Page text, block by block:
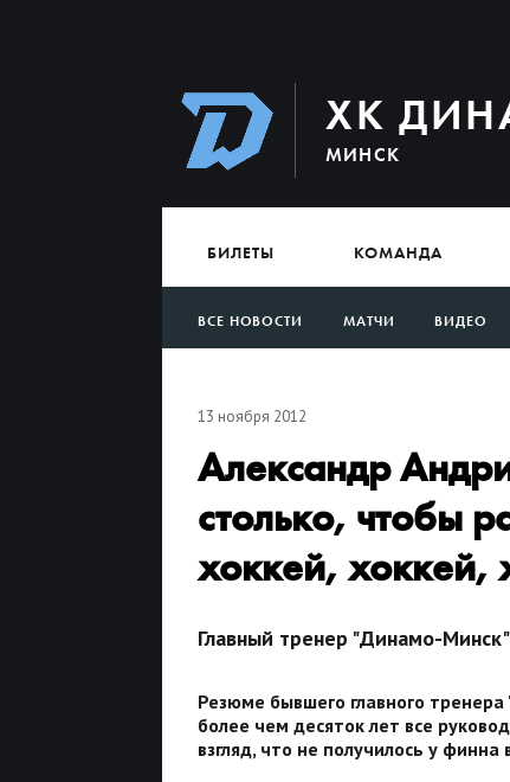
ХК
МИНСК
БИЛЕТЫ КОМАНДА
ВСЕ НОВОСТИ МАТЧИ ВИДЕО
13 ноября 2012
Александр
столько, чтобы
хоккей, хоккей,
Главный тренер "Динамо-
Резюме бывшего главного
более чем десяток лет все
взгляд, что не получилось у